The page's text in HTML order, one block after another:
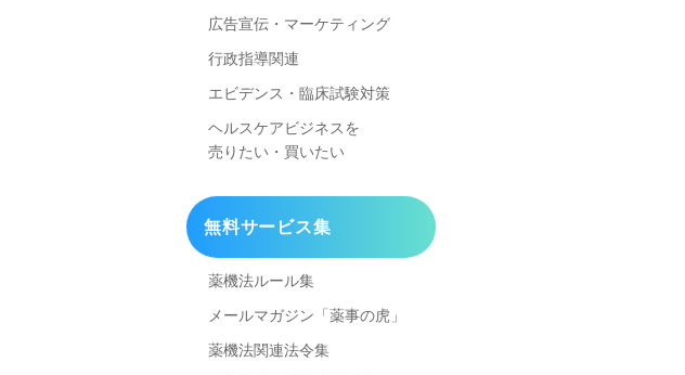
広告宣伝・マーケティング
行政指導関連
エビデンス・臨床試験対策
ヘルスケアビジネスを
売りたい・買いたい
無料サービス集
薬機法ルール集
メールマガジン「薬事の虎」
薬機法関連法令集